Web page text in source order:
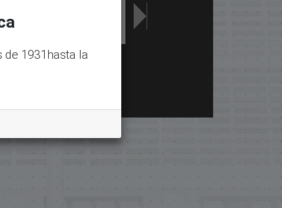
1931hasta la